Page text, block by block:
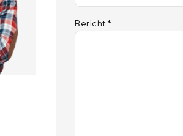
in elk modern laboratorium
Bericht *